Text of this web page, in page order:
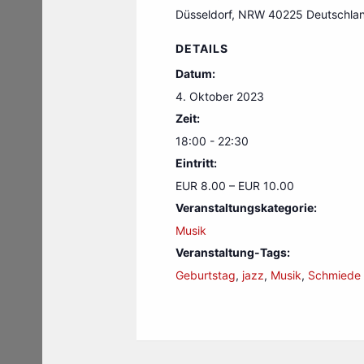
DETAILS
Datum:
4. Oktober 2023
Zeit:
18:00 - 22:30
Eintritt:
EUR 8.00 – EUR 10.00
Veranstaltungskategorie:
Musik
Veranstaltung-Tags:
Geburtstag, jazz, Musik, Schmiede
Düsseldorf, NRW 40225